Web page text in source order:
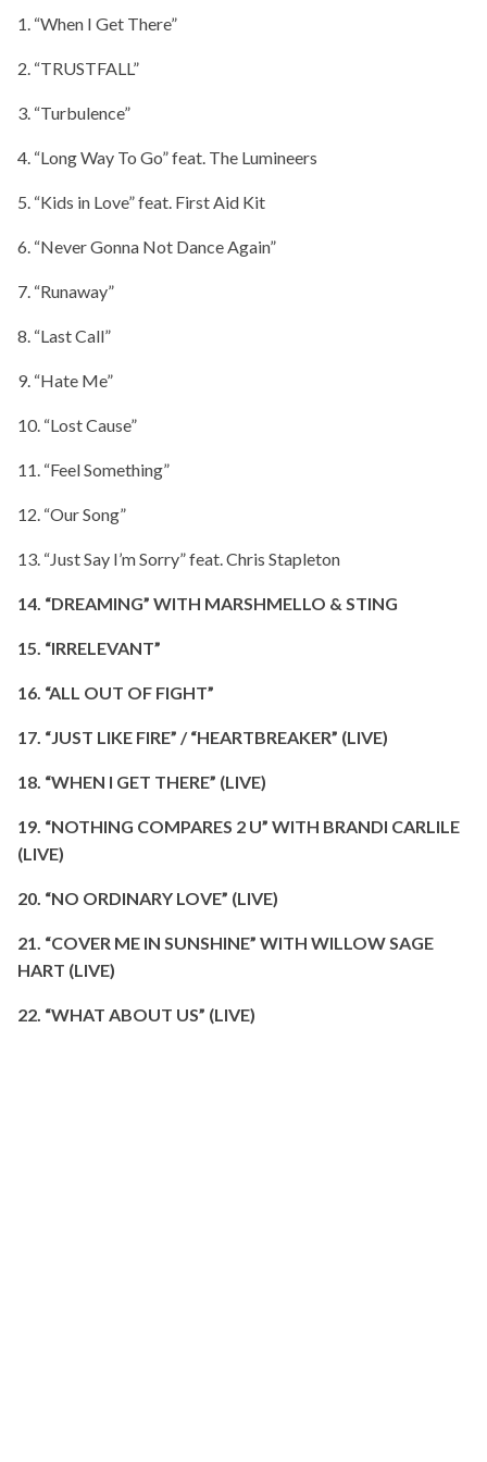
1. “When I Get There”
2. “TRUSTFALL”
3. “Turbulence”
4. “Long Way To Go” feat. The Lumineers
5. “Kids in Love” feat. First Aid Kit
6. “Never Gonna Not Dance Again”
7. “Runaway”
8. “Last Call”
9. “Hate Me”
10. “Lost Cause”
11. “Feel Something”
12. “Our Song”
13. “Just Say I’m Sorry” feat. Chris Stapleton
14. “DREAMING” WITH MARSHMELLO & STING
15. “IRRELEVANT”
16. “ALL OUT OF FIGHT”
17. “JUST LIKE FIRE” / “HEARTBREAKER” (LIVE)
18. “WHEN I GET THERE” (LIVE)
19. “NOTHING COMPARES 2 U” WITH BRANDI CARLILE
(LIVE)
20. “NO ORDINARY LOVE” (LIVE)
21. “COVER ME IN SUNSHINE” WITH WILLOW SAGE
HART (LIVE)
22. “WHAT ABOUT US” (LIVE)